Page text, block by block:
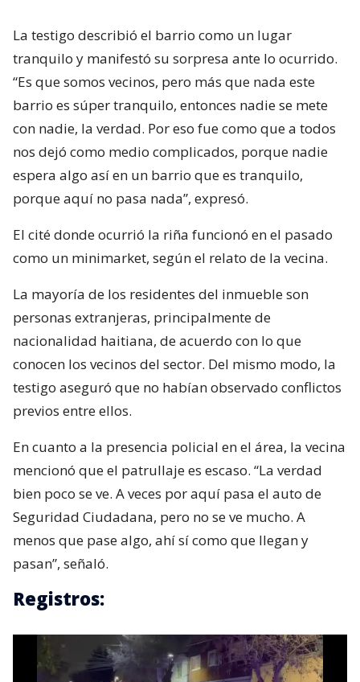
La testigo describió el barrio como un lugar
tranquilo y manifestó su sorpresa ante lo ocurrido.
“Es que somos vecinos, pero más que nada este
barrio es súper tranquilo, entonces nadie se mete
con nadie, la verdad. Por eso fue como que a todos
nos dejó como medio complicados, porque nadie
espera algo así en un barrio que es tranquilo,
porque aquí no pasa nada”, expresó.
El cité donde ocurrió la riña funcionó en el pasado
como un minimarket, según el relato de la vecina.
La mayoría de los residentes del inmueble son
personas extranjeras, principalmente de
nacionalidad haitiana, de acuerdo con lo que
conocen los vecinos del sector. Del mismo modo, la
testigo aseguró que no habían observado conflictos
previos entre ellos.
En cuanto a la presencia policial en el área, la vecina
mencionó que el patrullaje es escaso. “La verdad
bien poco se ve. A veces por aquí pasa el auto de
Seguridad Ciudadana, pero no se ve mucho. A
menos que pase algo, ahí sí como que llegan y
pasan”, señaló.
Registros: